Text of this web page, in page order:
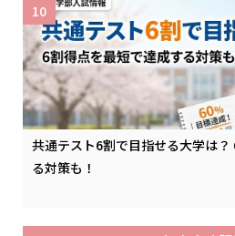
共通テスト6割で目指せる大学は
る対策も！
10